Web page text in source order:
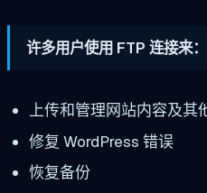
许多用户使用 FTP 连接来：
上传和管理网站内容及其
修复 WordPress 错误
恢复备份